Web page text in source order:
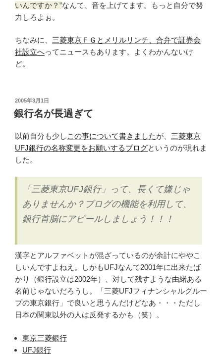
いんですか？ なんて、音を上げてます。もっと自分で努
力しろよぉ。
ちなみに、 三菱東京ＦＧとメリルリンチ、合弁で証券会
社設立へってニュースもあります。よくわかんないけ
ど。
投
稿
日:
2005年3月1日
銀行名が長過ぎて
以前自分も少し この事について書きましたが、 三菱東京
UFJ銀行の名称変更をお願いするブログというのが現れま
した。
「三菱東京UFJ銀行」って、長くて嫌じゃ
ありませんか？ブログの機能を利用して、
銀行首脳にアピールしましょう！！！
漢字とアルファベットが混ざっているのが余計にややこ
しいんですよねえ。しかもUFJなんて2001年に出来たば
かり（銀行設立は2002年）、対して残すような由緒ある
名前じゃないだろうし。「三菱UFJフィナンシャルグルー
プの東京銀行」で良いと思うんだけどなあ・・・ただし
日本の関東以外の人は反発するかも（笑）。
東京三菱銀行
UFJ銀行